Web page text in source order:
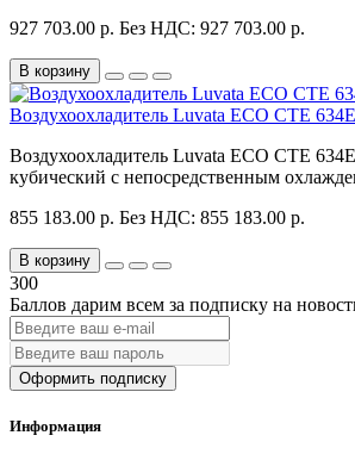
927 703.00 р. Без НДС: 927 703.00 р.
В корзину
Воздухоохладитель Luvata ECO CTE
Воздухоохладитель Luvata ECO CTE
кубический с непосредственным
855 183.00 р. Без НДС: 855 183.00 р.
В корзину
300
Баллов дарим всем за подписку на
Оформить подписку
Информация